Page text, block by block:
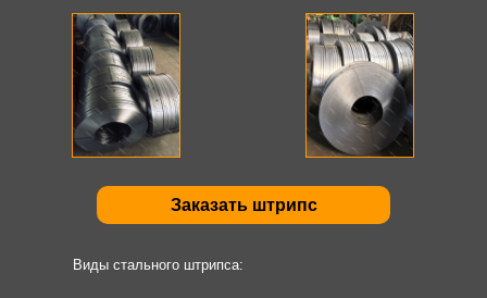
Виды стального штрипса:
Заказать штрипс